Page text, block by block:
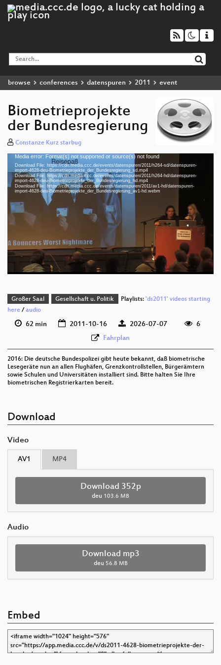
browse conferences datenspuren 2011 event
Biometrieprojekte
der Bundesregierung
Constanze Kurz starbug
Video
Player
Media error: Format(s) not supported or source(s) not found
Download File: https://cdn.media.ccc.de/events/datenspuren/2011/h264-sd/datenspuren-
import-4628-deu-Biometrieprojekte_der_Bundesregierung_sd.mp4
Download File: https://cdn.media.ccc.de/events/datenspuren/2011/h264-hd/datenspuren-
import-4628-deu-Biometrieprojekte_der_Bundesregierung_hd.mp4
Download File: https://cdn.media.ccc.de/events/datenspuren/2011/av1-hd/datenspuren-
import-4628-deu-Biometrieprojekte_der_Bundesregierung_av1-hd.webm
deu 576p (mp4)
deu 352p (webm;codecs=av01)
Großer Saal Gesellschaft u. Politik Playlists: 'ds2011' videos starting
here /audio
62 min 2011-10-16 2026-07-07
6
Fahrplan
2016: Die deutsche Bundespolizei gibt heute bekannt, daß biometrische
Lesegeräte nun an allen Flughäfen, Grenzkontrollstellen, Bürgerämtern
sowie Schulen und Universitäten installiert sind. Bitte halten Sie Ihre
biometrischen Registrierkarten bereit.
Download
Video
AV1 MP4
Download 352p
deu 103.6 MB
Audio
Download mp3
deu 56.8 MB
Embed